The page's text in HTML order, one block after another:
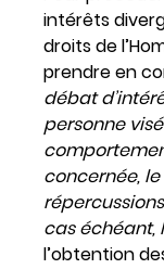
intérêts
droits de
prendre en
débat
personne
concernée,
cas échéant,
l’obtention